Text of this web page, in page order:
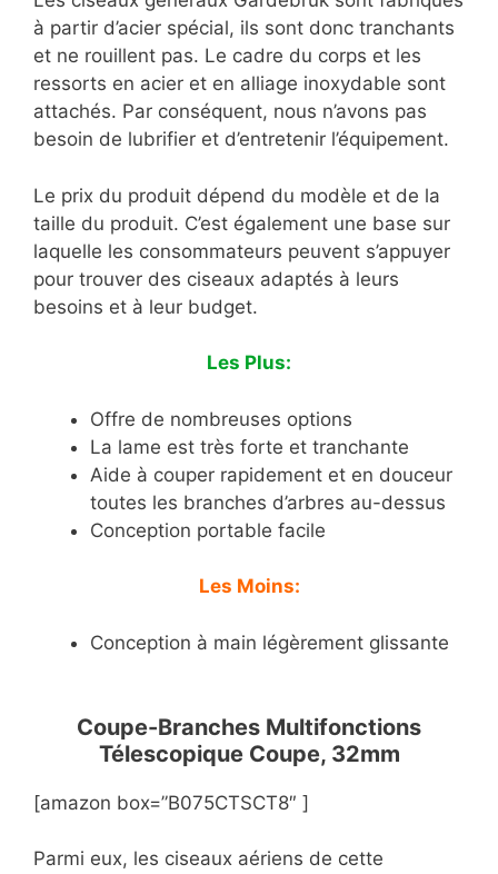
à partir d’acier spécial, ils sont donc tranchants
et ne rouillent pas. Le cadre du corps et les
ressorts en acier et en alliage inoxydable sont
attachés. Par conséquent, nous n’avons pas
besoin de lubrifier et d’entretenir l’équipement.
Le prix du produit dépend du modèle et de la
taille du produit. C’est également une base sur
laquelle les consommateurs peuvent s’appuyer
pour trouver des ciseaux adaptés à leurs
besoins et à leur budget.
Les Plus:
Offre de nombreuses options
La lame est très forte et tranchante
Aide à couper rapidement et en douceur
toutes les branches d’arbres au-dessus
Conception portable facile
Les Moins:
Conception à main légèrement glissante
Coupe-Branches Multifonctions
Télescopique Coupe, 32mm
[amazon box=”B075CTSCT8″ ]
Parmi eux, les ciseaux aériens de cette